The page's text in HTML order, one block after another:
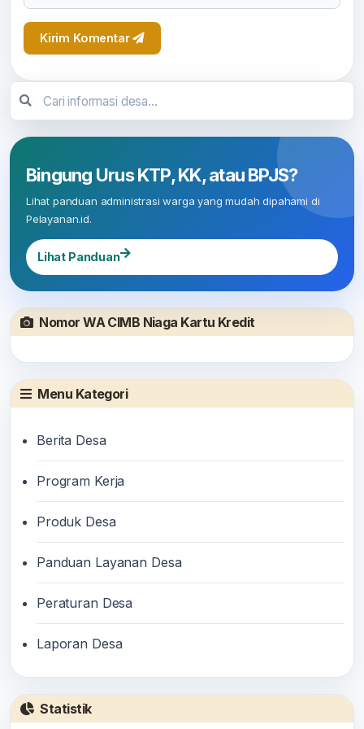
Kirim Komentar
Bingung Urus KTP, KK, atau BPJS?
Lihat panduan administrasi warga yang mudah dipahami di
Pelayanan.id.
Lihat Panduan
Nomor WA CIMB Niaga Kartu Kredit
Menu Kategori
Berita Desa
Program Kerja
Produk Desa
Panduan Layanan Desa
Peraturan Desa
Laporan Desa
Statistik